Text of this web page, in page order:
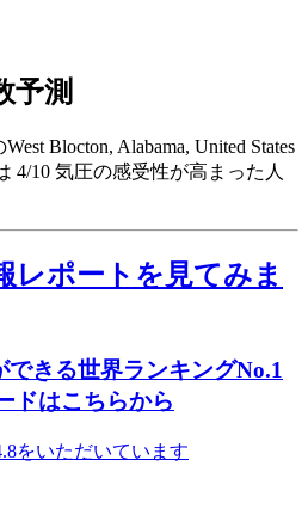
予測
Blocton, Alabama, United States
4/10 気圧の感受性が高まった人
レポートを見てみま
きる世界ランキングNo.1
ドはこちらから
をいただいています